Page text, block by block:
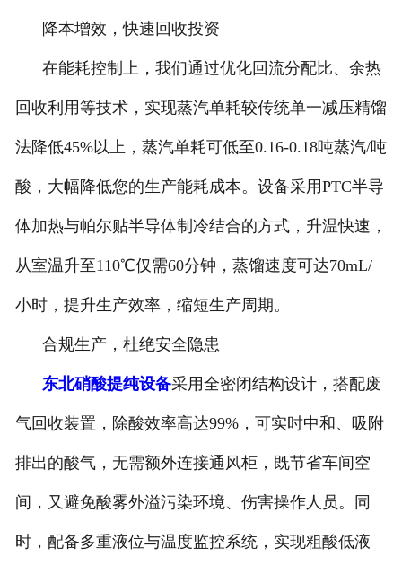
降本增效，快速回收投资
在能耗控制上，我们通过优化回流分配比、余热
回收利用等技术，实现蒸汽单耗较传统单一减压精馏
法降低45%以上，蒸汽单耗可低至0.16-0.18吨蒸汽/吨
酸，大幅降低您的生产能耗成本。设备采用PTC半导
体加热与帕尔贴半导体制冷结合的方式，升温快速，
从室温升至110℃仅需60分钟，蒸馏速度可达70mL/
小时，提升生产效率，缩短生产周期。
合规生产，杜绝安全隐患
东北硝酸提纯设备采用全密闭结构设计，搭配废
气回收装置，除酸效率高达99%，可实时中和、吸附
排出的酸气，无需额外连接通风柜，既节省车间空
间，又避免酸雾外溢污染环境、伤害操作人员。同
时，配备多重液位与温度监控系统，实现粗酸低液